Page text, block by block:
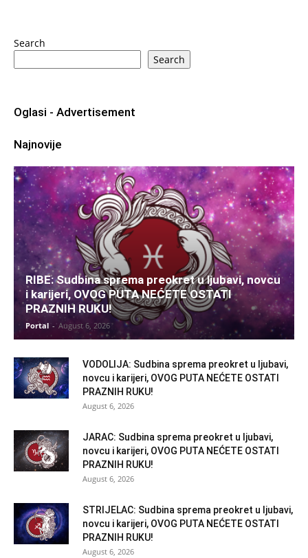
Search
Search
Oglasi - Advertisement
Najnovije
RIBE: Sudbina sprema preokret u ljubavi, novcu
i karijeri, OVOG PUTA NEĆETE OSTATI
PRAZNIH RUKU!
Portal - August 6, 2026
VODOLIJA: Sudbina sprema preokret u ljubavi,
novcu i karijeri, OVOG PUTA NEĆETE OSTATI
PRAZNIH RUKU!
August 6, 2026
JARAC: Sudbina sprema preokret u ljubavi,
novcu i karijeri, OVOG PUTA NEĆETE OSTATI
PRAZNIH RUKU!
August 6, 2026
STRIJELAC: Sudbina sprema preokret u ljubavi,
novcu i karijeri, OVOG PUTA NEĆETE OSTATI
PRAZNIH RUKU!
August 6, 2026